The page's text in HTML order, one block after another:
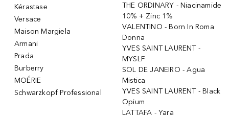
Kérastase
Versace
Maison Margiela
Armani
Prada
Burberry
MOÉRIE
Schwarzkopf Professional
THE ORDINARY - Niacinamide
10% + Zinc 1%
VALENTINO - Born In Roma
Donna
YVES SAINT LAURENT -
MYSLF
SOL DE JANEIRO - Agua
Mistica
YVES SAINT LAURENT - Black
Opium
LATTAFA - Yara